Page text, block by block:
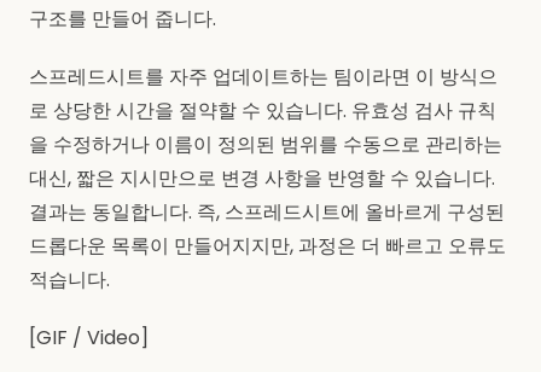
구조를 만들어 줍니다.
스프레드시트를 자주 업데이트하는 팀이라면 이 방식으
로 상당한 시간을 절약할 수 있습니다. 유효성 검사 규칙
을 수정하거나 이름이 정의된 범위를 수동으로 관리하는
대신, 짧은 지시만으로 변경 사항을 반영할 수 있습니다.
결과는 동일합니다. 즉, 스프레드시트에 올바르게 구성된
드롭다운 목록이 만들어지지만, 과정은 더 빠르고 오류도
적습니다.
[GIF / Video]